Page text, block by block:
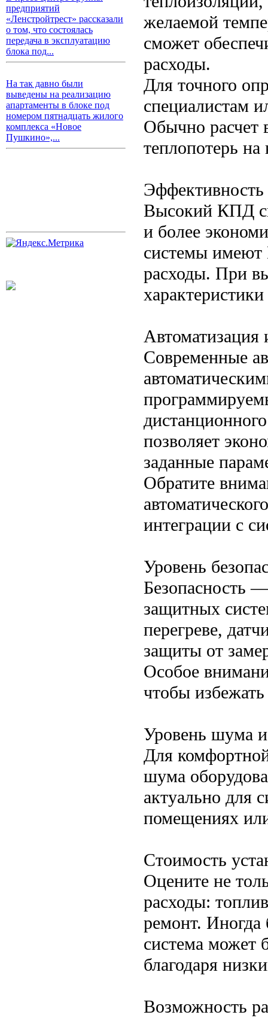
предприятий
«Ленстройтрест» рассказали
о том, что состоялась
передача в эксплуатацию
блока под...
На так давно были
выведены на реализацию
апартаменты в блоке под
номером пятнадцать жилого
комплекса «Новое
Пушкино»,...
желаемой
сможет
расходы.
Для точного
специалистам
Обычно расчет
теплопотерь
Высокий КПД
и более
системы имеют
расходы. При
Автоматизация
Современные
позволяет
заданные
Обратите
интеграции с
Уровень
Безопасность
защитных
перегреве,
защиты от
Особое
чтобы
Уровень шума
Для
шума
актуально для
помещениях
Стоимость
Оцените не
расходы:
ремонт. Иногда
система может
благодаря
Возможность